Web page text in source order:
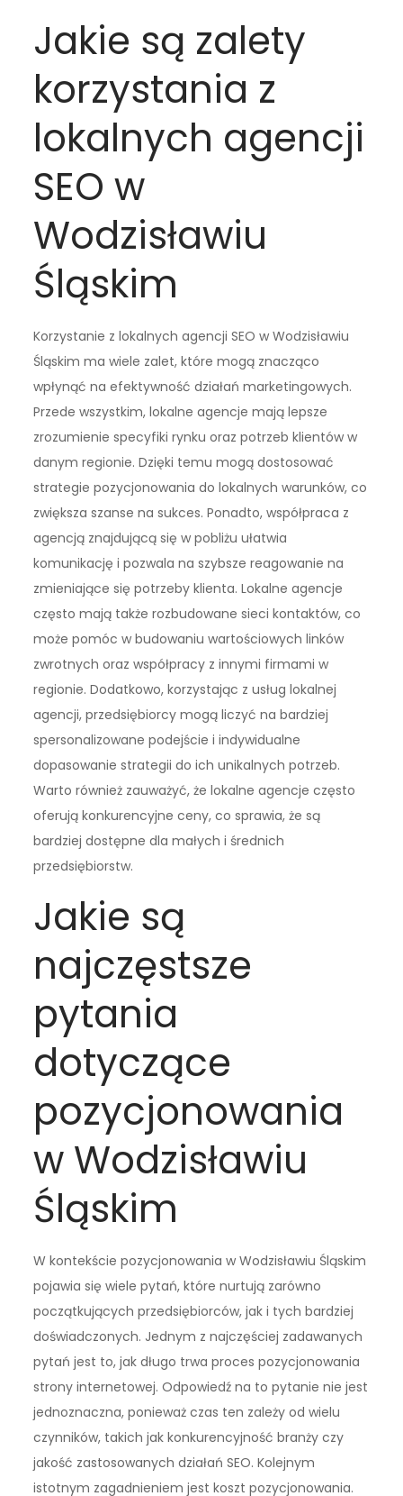
Jakie są zalety
korzystania z
lokalnych agencji
SEO w
Wodzisławiu
Śląskim
Korzystanie z lokalnych agencji SEO w Wodzisławiu
Śląskim ma wiele zalet, które mogą znacząco
wpłynąć na efektywność działań marketingowych.
Przede wszystkim, lokalne agencje mają lepsze
zrozumienie specyfiki rynku oraz potrzeb klientów w
danym regionie. Dzięki temu mogą dostosować
strategie pozycjonowania do lokalnych warunków, co
zwiększa szanse na sukces. Ponadto, współpraca z
agencją znajdującą się w pobliżu ułatwia
komunikację i pozwala na szybsze reagowanie na
zmieniające się potrzeby klienta. Lokalne agencje
często mają także rozbudowane sieci kontaktów, co
może pomóc w budowaniu wartościowych linków
zwrotnych oraz współpracy z innymi firmami w
regionie. Dodatkowo, korzystając z usług lokalnej
agencji, przedsiębiorcy mogą liczyć na bardziej
spersonalizowane podejście i indywidualne
dopasowanie strategii do ich unikalnych potrzeb.
Warto również zauważyć, że lokalne agencje często
oferują konkurencyjne ceny, co sprawia, że są
bardziej dostępne dla małych i średnich
przedsiębiorstw.
Jakie są
najczęstsze
pytania
dotyczące
pozycjonowania
w Wodzisławiu
Śląskim
W kontekście pozycjonowania w Wodzisławiu Śląskim
pojawia się wiele pytań, które nurtują zarówno
początkujących przedsiębiorców, jak i tych bardziej
doświadczonych. Jednym z najczęściej zadawanych
pytań jest to, jak długo trwa proces pozycjonowania
strony internetowej. Odpowiedź na to pytanie nie jest
jednoznaczna, ponieważ czas ten zależy od wielu
czynników, takich jak konkurencyjność branży czy
jakość zastosowanych działań SEO. Kolejnym
istotnym zagadnieniem jest koszt pozycjonowania.